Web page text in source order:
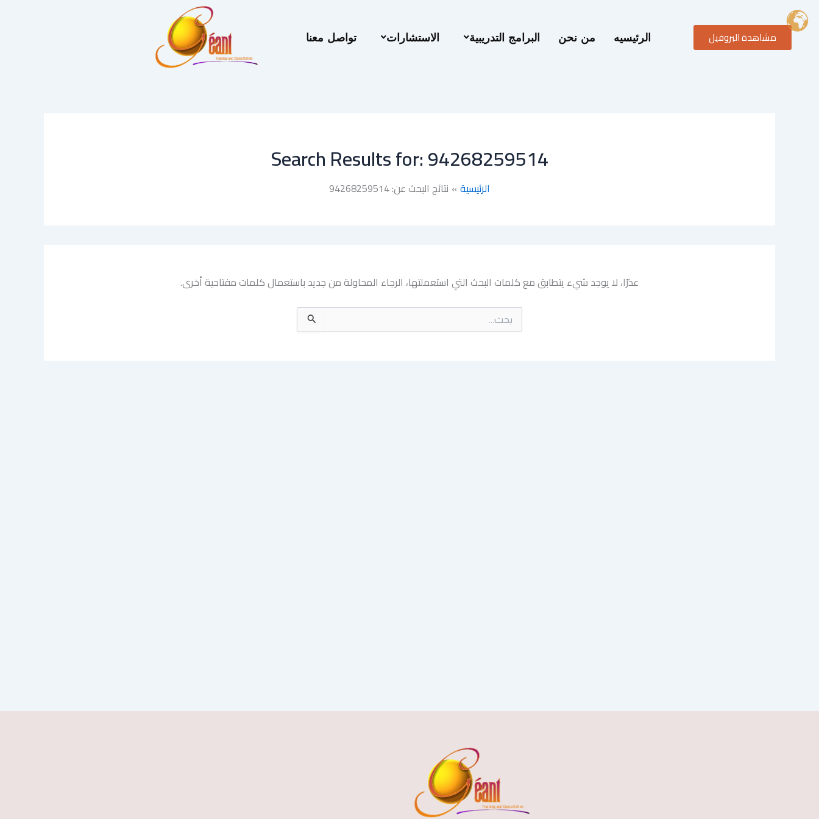
تخطي
إلى
مشاهدة البروفيل الرئيسيه من نحن البرامج التدريبية الاستشارات تواصل معنا
Search Results for:94268259514
الرئيسية نتائج البحث عن: 94268259514
عذرًا، لا يوجد شيء يتطابق مع كلمات البحث التي استعملتها، الرجاء المحاولة من جديد باستعمال كلمات مفتاحية أخرى.
البحث
عن: